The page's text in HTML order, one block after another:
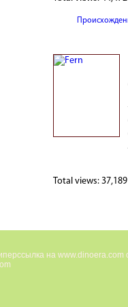
Total views: 37,189
на www.dinoera.com